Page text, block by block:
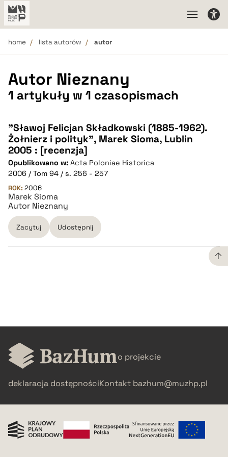
home lista autorów autor
Autor Nieznany
1 artykuły w 1 czasopismach
"Sławoj Felicjan Składkowski (1885-1962).
Żołnierz i polityk", Marek Sioma, Lublin
2005 : [recenzja]
Opublikowano w: Acta Poloniae Historica
2006 / Tom 94 / s. 256 - 257
ROK: 2006
Marek Sioma
Autor Nieznany
Zacytuj Udostępnij
pobierz cytat
o projekcie
deklaracja dostępnościKontakt bazhum@muzhp.pl